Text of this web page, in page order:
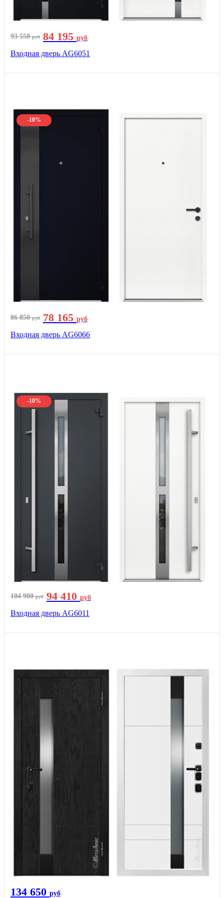
93 550руб 84 195 руб
Входная дверь AG6051
-10%
86 850руб 78 165 руб
Входная дверь AG6066
-10%
104 900руб 94 410 руб
Входная дверь AG6011
134 650 руб